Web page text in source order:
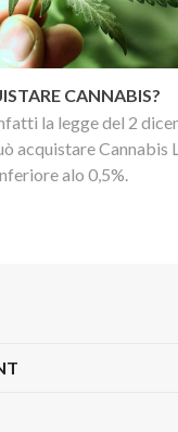
CANNABIS?
la legge del 2
acquistare Cannabis
alo 0,5%.